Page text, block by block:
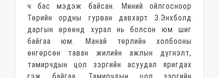
ч бас мэдэж байсан. Миний ойлгосноор
Төрийн ордны гурван давхарт З.Энхболд
даргын өрөөнд хурал нь болсон юм шиг
байгаа юм. Манай төрлийн холбооны
өнгөрсөн таван жилийн ажлын дүгнэлт,
тамирчдын цол зэргийн асуудал яригдах